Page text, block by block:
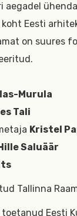
aegadel
Eesti
on suures
Murula
Tali
Kristel
Saluäär
Tallinna
Eesti